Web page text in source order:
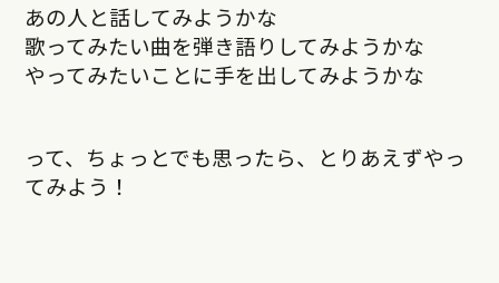
あの人と話してみようかな
歌ってみたい曲を弾き語りしてみようかな
やってみたいことに手を出してみようかな
って、ちょっとでも思ったら、とりあえずやっ
てみよう！